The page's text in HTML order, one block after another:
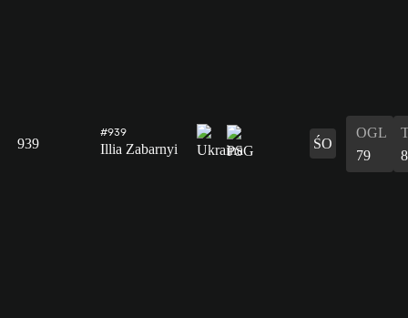
939
#939
Illia Zabarnyi ŚO
OGL
79